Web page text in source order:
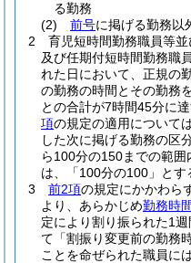
る勤務
(2)
前号に掲げる勤務以
2
育児短時間勤務職員等
及び任期付短時間勤務職
れた日において、正規の
の勤務の時間とその勤務
との合計が7時間45分に
項の規定の適用については
した次に掲げる勤務の区
ら100分の150までの範
は、「100分の100」とす
3
前2項の規定にかかわら
より、あらかじめ勤務時
定により割り振られた1
て「割振り変更前の勤務
ことを命ぜられた職員に